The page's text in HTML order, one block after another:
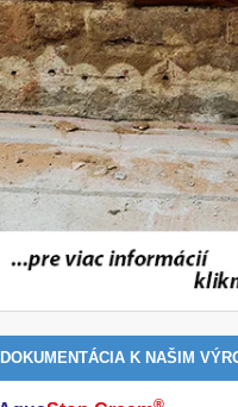
DOKUMENTÁCIA K NAŠIM